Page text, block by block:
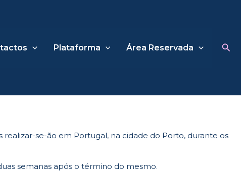
Plataforma Área Reservada
realizar-se-ão em Portugal, na cidade do Porto, durante os
semanas após o término do mesmo.